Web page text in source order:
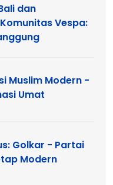
dan
Vespa:
Muslim Modern -
Umat
Golkar - Partai
Modern